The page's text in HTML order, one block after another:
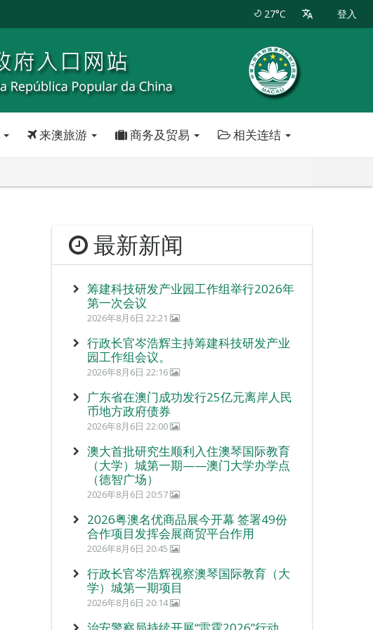
27°C 登入
来澳旅游 商务及贸易 相关连结
最新新闻
筹建科技研发产业园工作组举行2026年
第一次会议
2026年8月6日 22:21
行政长官岑浩辉主持筹建科技研发产业
园工作组会议。
2026年8月6日 22:16
广东省在澳门成功发行25亿元离岸人民
币地方政府债券
2026年8月6日 22:00
澳大首批研究生顺利入住澳琴国际教育
（大学）城第一期——澳门大学办学点
（德智广场）
2026年8月6日 20:57
2026粤澳名优商品展今开幕 签署49份
合作项目发挥会展商贸平台作用
2026年8月6日 20:45
行政长官岑浩辉视察澳琴国际教育（大
学）城第一期项目
2026年8月6日 20:14